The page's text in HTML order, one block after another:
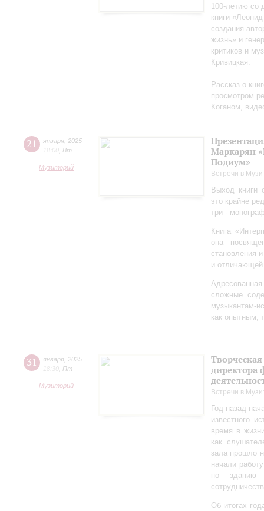
100-летию со
книги
создания
жизнь» и
критиков и
Кривицкая.
Рассказ о
просмотром
Коганом,
21 января 2025
18:00 Вт
Музиторий
Маркарян
Подиум»
Встречи в
Выход книги
это крайне
три -
Книга
она
становления
и отличающей
сложные
музыкантам-
как опытным,
31 января 2025
18:30 Пт
Музиторий
директора
Встречи в
Год назад
известного
время в
как
зала прошло
начали
по зданию
Об итогах